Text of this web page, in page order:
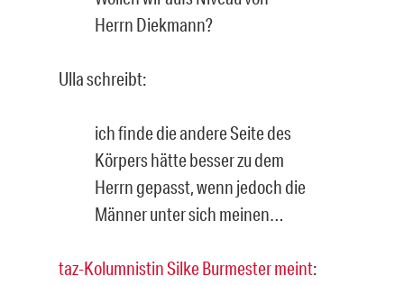
Herrn Diekmann?
Ulla schreibt:
ich finde die andere Seite des
Körpers hätte besser zu dem
Herrn gepasst, wenn jedoch die
Männer unter sich meinen…
taz-Kolumnistin Silke Burmester meint: